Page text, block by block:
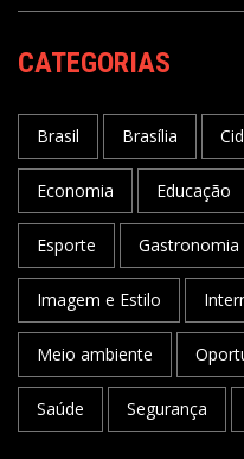
CATEGORIAS
Brasil Brasília
Economia Educação
Esporte
Imagem e Estilo
Meio ambiente
Saúde Segurança